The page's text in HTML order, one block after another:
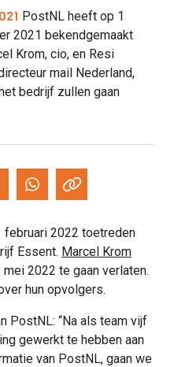
PostNL heeft op 1
2021 bekendgemaakt
Krom, cio, en Resi
mail Nederland,
bedrijf zullen gaan
februari 2022 toetreden
Essent. Marcel Krom
2022 te gaan verlaten.
hun opvolgers.
PostNL: “Na als team vijf
gewerkt te hebben aan
van PostNL, gaan we